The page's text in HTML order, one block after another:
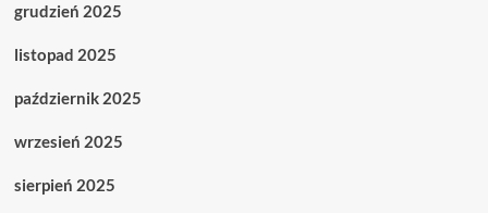
grudzień 2025
listopad 2025
październik 2025
wrzesień 2025
sierpień 2025